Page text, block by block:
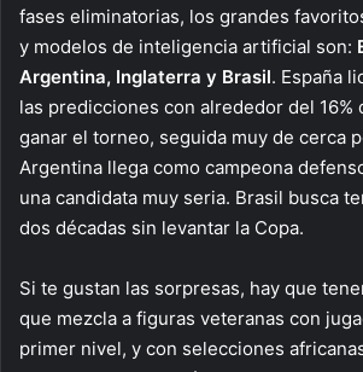
fases eliminatorias, los grandes
y modelos de inteligencia artificial son:
Argentina, Inglaterra y Brasil. España
las predicciones con alrededor del 16%
ganar el torneo, seguida muy de cerca
Argentina llega como campeona
una candidata muy seria. Brasil busca
dos décadas sin levantar la Copa.
Si te gustan las sorpresas, hay que
que mezcla a figuras veteranas con
primer nivel, y con selecciones